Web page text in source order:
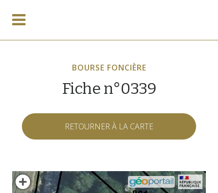
BOURSE FONCIÈRE
Fiche n°0339
RETOURNER À LA CARTE